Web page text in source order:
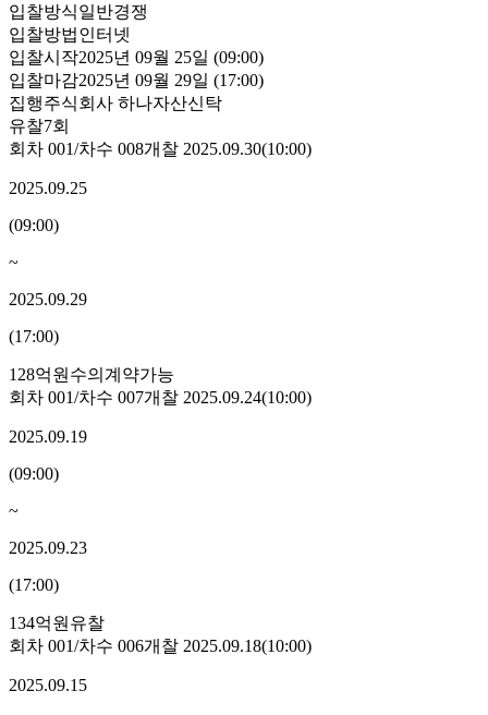
입찰방식일반경쟁
입찰방법인터넷
입찰시작2025년 09월 25일 (09:00)
입찰마감2025년 09월 29일 (17:00)
집행주식회사 하나자산신탁
유찰7회
회차 001/차수 008개찰 2025.09.30(10:00)
2025.09.25
(09:00)
~
2025.09.29
(17:00)
128억원 수의계약가능
회차 001/차수 007개찰 2025.09.24(10:00)
2025.09.19
(09:00)
~
2025.09.23
(17:00)
134억원 유찰
회차 001/차수 006개찰 2025.09.18(10:00)
2025.09.15